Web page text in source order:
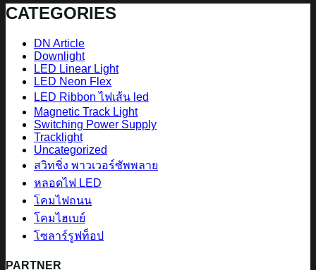
CATEGORIES
DN Article
Downlight
LED Linear Light
LED Neon Flex
LED Ribbon ไฟเส้น led
Magnetic Track Light
Switching Power Supply
Tracklight
Uncategorized
สวิทชิ่ง พาวเวอร์ซัพพลาย
หลอดไฟ LED
โคมไฟถนน
โคมไฮเบย์
โซลาร์รูฟท็อป
PARTNER